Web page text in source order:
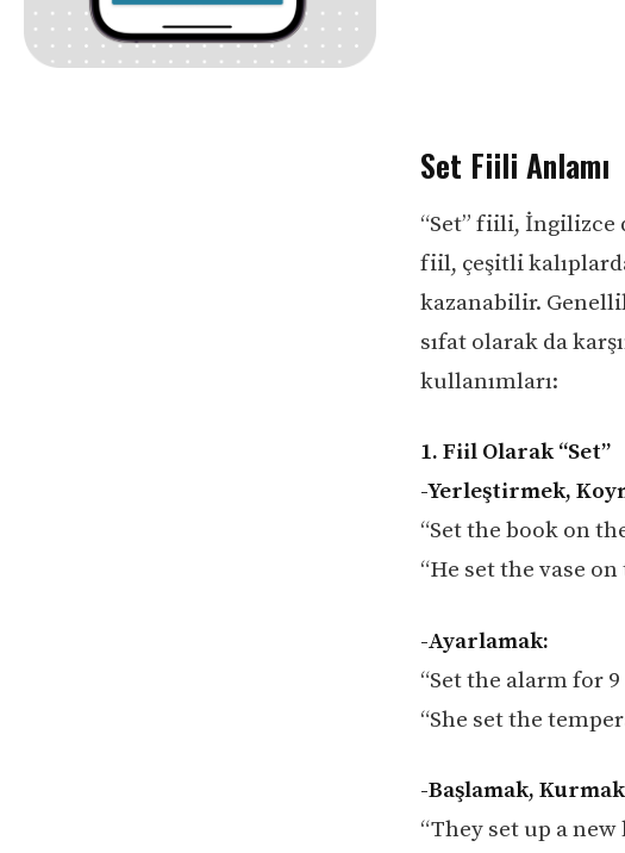
Set Fiili Anlamı
“Set” fiili, İngilizce
fiil, çeşitli
kazanabilir.
sıfat olarak da
kullanımları:
1. Fiil Olarak “Set”
-Yerleştirmek,
“Set the book on
“He set the vase on
-Ayarlamak:
“Set the alarm for 9
“She set the
-Başlamak,
“They set up a new